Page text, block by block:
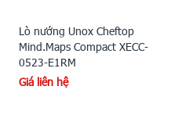
Lò nướng Unox Cheftop
Mind.Maps Compact XECC-
0523-E1RM
Giá liên hệ